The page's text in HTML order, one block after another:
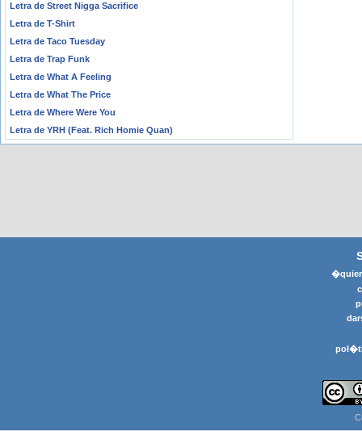
Letra de Street Nigga Sacrifice
Letra de T-Shirt
Letra de Taco Tuesday
Letra de Trap Funk
Letra de What A Feeling
Letra de What The Price
Letra de Where Were You
Letra de YRH (Feat. Rich Homie Quan)